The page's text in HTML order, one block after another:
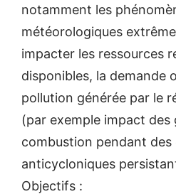
notamment les
météorologiques
impacter les ressources
disponibles, la demande
pollution générée par le
(par exemple impact des
combustion pendant des
anticycloniques
Objectifs :